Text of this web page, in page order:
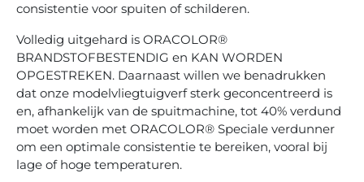
consistentie voor spuiten of schilderen.
Volledig uitgehard is ORACOLOR®
BRANDSTOFBESTENDIG en KAN WORDEN
OPGESTREKEN. Daarnaast willen we benadrukken
dat onze modelvliegtuigverf sterk geconcentreerd is
en, afhankelijk van de spuitmachine, tot 40% verdund
moet worden met ORACOLOR® Speciale verdunner
om een optimale consistentie te bereiken, vooral bij
lage of hoge temperaturen.